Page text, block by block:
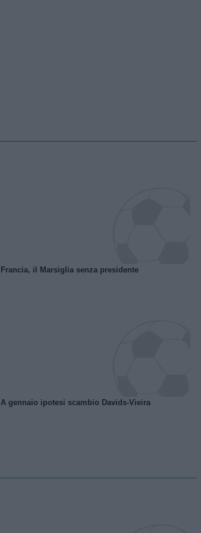
Francia, il Marsiglia senza presidente
A gennaio ipotesi scambio Davids-Vieira